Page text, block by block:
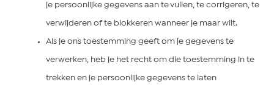
je persoonlijke gegevens aan te vullen, te corrigeren, te
verwijderen of te blokkeren wanneer je maar wilt.
Als je ons toestemming geeft om je gegevens te
verwerken, heb je het recht om die toestemming in te
trekken en je persoonlijke gegevens te laten